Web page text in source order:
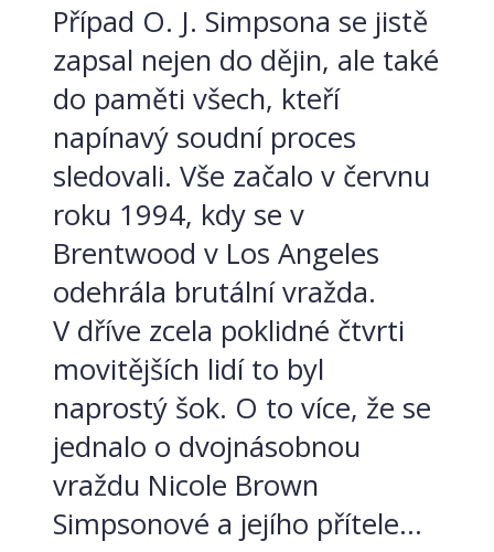
Případ O. J. Simpsona se jistě
zapsal nejen do dějin, ale také
do paměti všech, kteří
napínavý soudní proces
sledovali. Vše začalo v červnu
roku 1994, kdy se v
Brentwood v Los Angeles
odehrála brutální vražda.
V dříve zcela poklidné čtvrti
movitějších lidí to byl
naprostý šok. O to více, že se
jednalo o dvojnásobnou
vraždu Nicole Brown
Simpsonové a jejího přítele...